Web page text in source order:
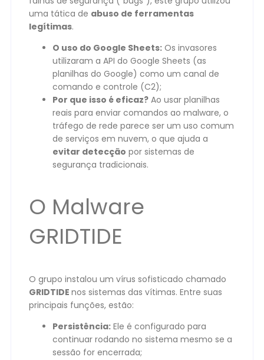
uma tática de abuso de ferramentas
legítimas.
O uso do Google Sheets: Os invasores
utilizaram a API do Google Sheets (as
planilhas do Google) como um canal de
comando e controle (C2);
Por que isso é eficaz? Ao usar planilhas
reais para enviar comandos ao malware, o
tráfego de rede parece ser um uso comum
de serviços em nuvem, o que ajuda a
evitar detecção por sistemas de
segurança tradicionais.
O Malware
GRIDTIDE
O grupo instalou um vírus sofisticado chamado
GRIDTIDE nos sistemas das vítimas. Entre suas
principais funções, estão:
Persistência: Ele é configurado para
continuar rodando no sistema mesmo se a
sessão for encerrada;